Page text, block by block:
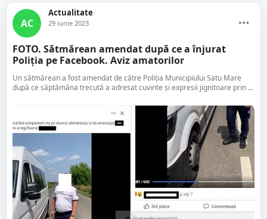
AC
Actualitate
29 iunie 2023
FOTO. Sătmărean amendat după ce a înjurat
Poliția pe Facebook. Aviz amatorilor
Un sătmărean a fost amendat de către Poliția Municipiului Satu Mare
după ce săptămâna trecută a adresat cuvinte și expresii jignitoare prin ...